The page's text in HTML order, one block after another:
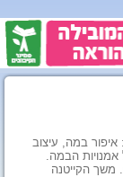
איפור במה, עיצוב
הבמה.
הקייטנה מיועדת לילדים בכיתות א'-ו' (גילאי 6-12) שיופעלו במהלך כל הקייטנה לפי שכבות גיל, בימים א'-ו', שעות: 08:00-13:00. משך הקייטנה